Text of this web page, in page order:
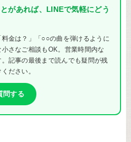
があれば、LINEで気軽にどう
料金は？」「○○の曲を弾けるように
さなご相談もOK。営業時間内な
記事の最後まで読んでも疑問が残
ださい。
問する